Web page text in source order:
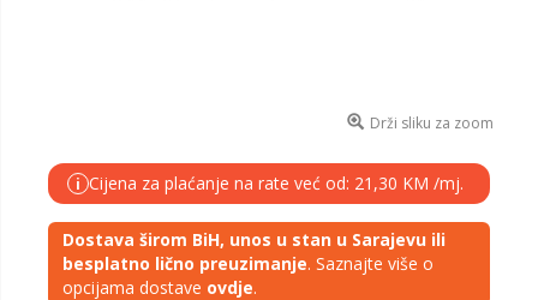
Drži sliku za zoom
i Cijena za plaćanje na rate već od: 21,30 KM /mj.
Dostava širom BiH, unos u stan u Sarajevu ili
besplatno lično preuzimanje. Saznajte više o
opcijama dostave ovdje.